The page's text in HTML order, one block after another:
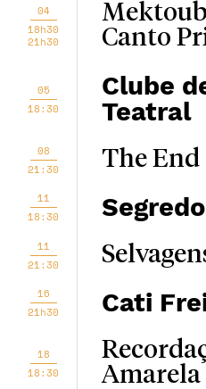
04
18h30
21h30
Canto
05
18:30
Clube
Teatral
08
21:30
The End
11
18:30
11
21:30
16
21h30
Cati
18
18:30
Amarela